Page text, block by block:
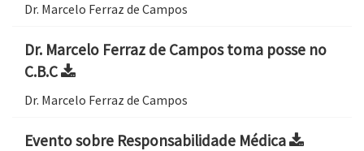
Dr. Marcelo Ferraz de Campos
Dr. Marcelo Ferraz de Campos toma posse no
C.B.C
Dr. Marcelo Ferraz de Campos
Evento sobre Responsabilidade Médica